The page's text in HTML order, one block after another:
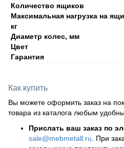
Количество ящиков
Максимальная нагрузка на
кг
Диаметр колес, мм
Цвет
Гарантия
Как купить
Вы можете оформить заказ на
товара из каталога любым
Прислать ваш заказ по
sale@mebmetall.ru . При